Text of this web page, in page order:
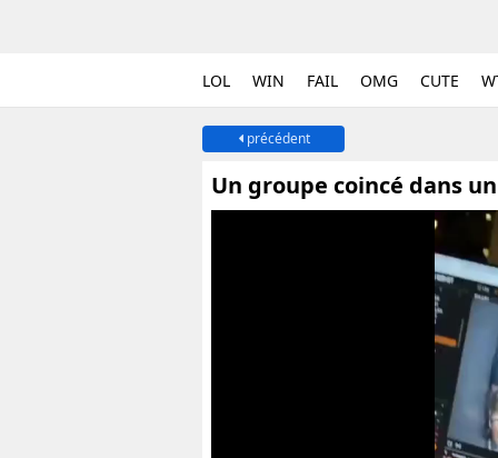
LOL WIN FAIL OMG CUTE
précédent
Un groupe coincé dans